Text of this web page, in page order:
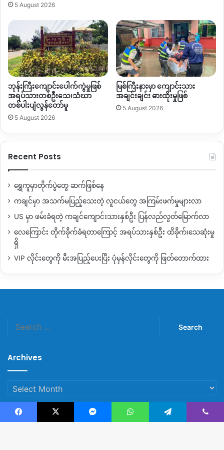
5 August 2026
ဘုန်းကြီးကျောင်းပေါက်ကွဲမှုဖြစ်
အရပ်သားတစ်ဦးသေ၊သံဃာ
တစ်ပါးပျံလွန်တော်မူ
5 August 2026
မြစ်ကြီးနားမှာ ကျောင်းသား
အချင်းချင်း ဓားထိုးမှုဖြစ်
5 August 2026
Recent Posts
ရွှေကူမှာတိုက်ပွဲတွေ ဆက်ဖြစ်နေ
ကချင်မှာ အသက်မပြည့်သေးတဲ့ လူငယ်တွေ အကြမ်းဖက်မှုများလာ
US မှာ ဖမ်းခံရတဲ့ ကချင်ကျောင်းသားနှစ်ဦး ပြန်လည်လွတ်မြောက်လာ
လေကြောင်း တိုက်ခိုက်ခံရတာကြောင့် အရပ်သားနှစ်ဦး ထိခိုက်၊သေဆုံးမှု
ရှိ
VIP လိုင်းတွေကို မီးအပြည့်ပေးပြီး ပုံမှန်လိုင်းတွေကို ဖြတ်တောက်ထား
Archives
Archives
Facebook X Messenger WhatsApp Telegram Viber